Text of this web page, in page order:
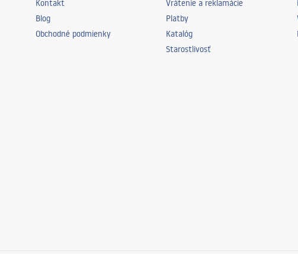
Kontakt
Blog
Obchodné podmienky
Vrátenie a reklamácie
Platby
Katalóg
Starostlivosť